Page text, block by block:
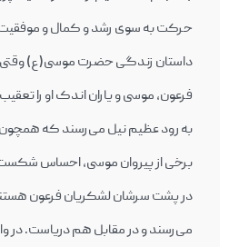
حرکت به سوی رشد و کمال و
داستان زندگی حضرت موسی(ع) وقتی
فرعون، موسی و یاران اندک او را
به رود عظیم نیل می‌رسند که همچون
برخی از پیروان موسی، احساس
در پشت سرشان لشکریان فرعون
می‌رسند و در مقابل هم دریاست. در